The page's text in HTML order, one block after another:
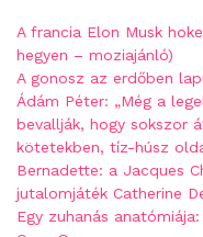
A francia Elon Musk
hegyen – moziajánló)
A gonosz az erdőben
Ádám Péter: „Még a
bevallják, hogy sokszor
kötetekben, tíz-húsz
Bernadette: a Jacques
jutalomjáték Catherine
Egy zuhanás